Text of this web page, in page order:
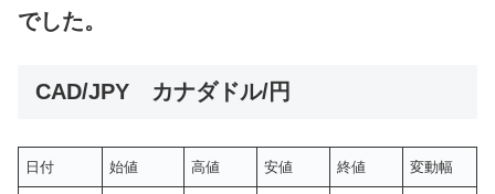
でした。
CAD/JPY カナダドル/円
日付 始値 高値 安値 終値 変動幅